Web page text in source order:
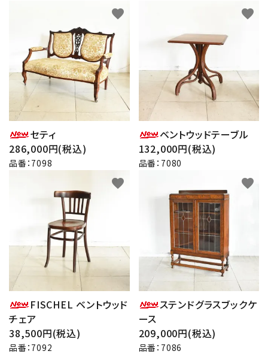
セティ
286,000円(税込)
品番：7098
favorite
ベントウッドテーブル
132,000円(税込)
品番：7080
favorite
FISCHEL ベントウッド
チェア
38,500円(税込)
品番：7092
favorite
ステンドグラスブックケ
ース
209,000円(税込)
品番：7086
favorite